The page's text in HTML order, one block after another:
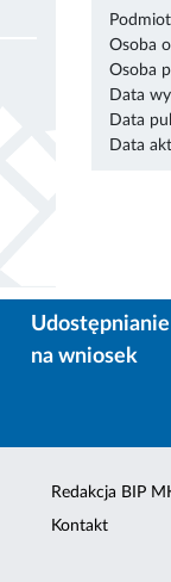
Osoba
Osoba
Data
Data
Data
na wniosek
Redakcja BIP
Kontakt